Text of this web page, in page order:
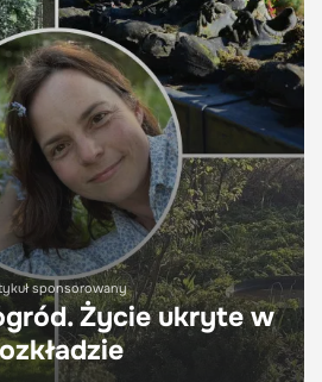
sponsorowany
Życie ukryte w